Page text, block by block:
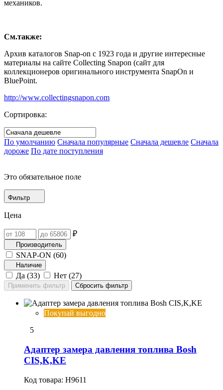
механиков.
См.также:
Архив каталогов Snap-on с 1923 года и другие интересные
материалы на сайте Collecting Snapon (сайт для
коллекционеров оригинального инструмента SnapOn и
BluePoint.
http://www.collectingsnapon.com
Сортировка:
По умолчанию Сначала популярные Сначала дешевле Сначала
дороже По дате поступления
Это обязательное поле
Фильтр
Цена
₽
Производитель
SNAP-ON (60)
Наличие
Да (33) Нет (27)
Покупай выгодно
5
Адаптеp замера давления топлива Bosh
CIS,K,KE
Код товара: H9611